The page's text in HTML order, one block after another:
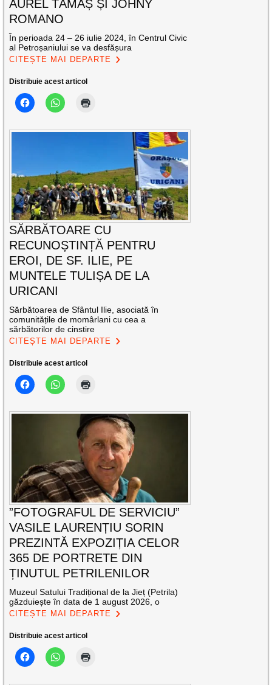
AUREL TĂMAȘ ȘI JOHNY
ROMANO
În perioada 24 – 26 iulie 2024, în Centrul Civic
al Petroșaniului se va desfășura
CITEȘTE MAI DEPARTE
Distribuie acest articol
SĂRBĂTOARE CU
RECUNOȘTINȚĂ PENTRU
EROI, DE SF. ILIE, PE
MUNTELE TULIȘA DE LA
URICANI
Sărbătoarea de Sfântul Ilie, asociată în
comunitățile de momârlani cu cea a
sărbătorilor de cinstire
CITEȘTE MAI DEPARTE
Distribuie acest articol
”FOTOGRAFUL DE SERVICIU”
VASILE LAURENȚIU SORIN
PREZINTĂ EXPOZIȚIA CELOR
365 DE PORTRETE DIN
ȚINUTUL PETRILENILOR
Muzeul Satului Tradițional de la Jieț (Petrila)
găzduiește în data de 1 august 2026, o
CITEȘTE MAI DEPARTE
Distribuie acest articol